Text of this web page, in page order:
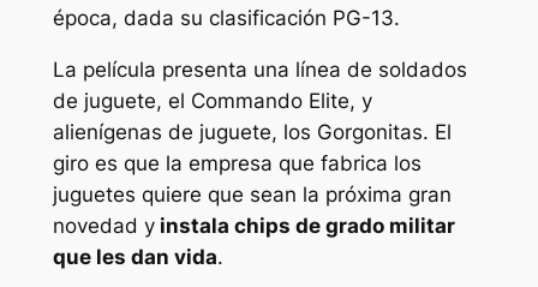
época, dada su clasificación PG-13.
La película presenta una línea de soldados
de juguete, el Commando Elite, y
alienígenas de juguete, los Gorgonitas. El
giro es que la empresa que fabrica los
juguetes quiere que sean la próxima gran
novedad yinstala chips de grado militar
que les dan vida.